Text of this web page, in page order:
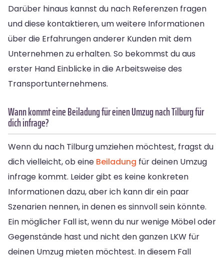
Darüber hinaus kannst du nach Referenzen fragen
und diese kontaktieren, um weitere Informationen
über die Erfahrungen anderer Kunden mit dem
Unternehmen zu erhalten. So bekommst du aus
erster Hand Einblicke in die Arbeitsweise des
Transportunternehmens.
Wann kommt eine Beiladung für einen Umzug nach Tilburg für
dich infrage?
Wenn du nach Tilburg umziehen möchtest, fragst du
dich vielleicht, ob eine Beiladung für deinen Umzug
infrage kommt. Leider gibt es keine konkreten
Informationen dazu, aber ich kann dir ein paar
Szenarien nennen, in denen es sinnvoll sein könnte.
Ein möglicher Fall ist, wenn du nur wenige Möbel oder
Gegenstände hast und nicht den ganzen LKW für
deinen Umzug mieten möchtest. In diesem Fall